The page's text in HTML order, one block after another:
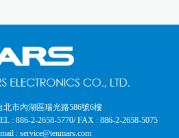
北市內湖區瑞光路586號6樓
: 886-2-2658-5770/ FAX : 886-2-2658-5075
: service@tenmars.com